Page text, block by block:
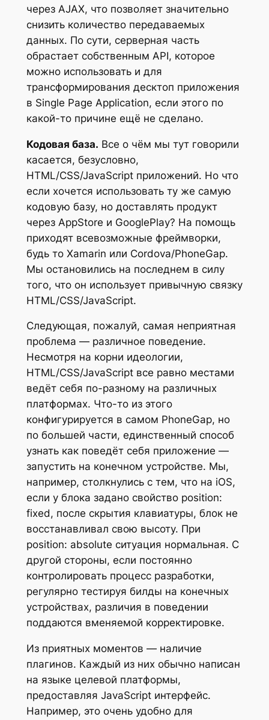
через AJAX, что позволяет значительно
снизить количество передаваемых
данных. По сути, серверная часть
обрастает собственным API, которое
можно использовать и для
трансформирования десктоп приложения
в Single Page Application, если этого по
какой-то причине ещё не сделано.
Кодовая база. Все о чём мы тут говорили
касается, безусловно,
HTML/CSS/JavaScript приложений. Но что
если хочется использовать ту же самую
кодовую базу, но доставлять продукт
через AppStore и GooglePlay? На помощь
приходят всевозможные фреймворки,
будь то Xamarin или Cordova/PhoneGap.
Мы остановились на последнем в силу
того, что он использует привычную связку
HTML/CSS/JavaScript.
Следующая, пожалуй, самая неприятная
проблема — различное поведение.
Несмотря на корни идеологии,
HTML/CSS/JavaScript все равно местами
ведёт себя по-разному на различных
платформах. Что-то из этого
конфигурируется в самом PhoneGap, но
по большей части, единственный способ
узнать как поведёт себя приложение —
запустить на конечном устройстве. Мы,
например, столкнулись с тем, что на iOS,
если у блока задано свойство position:
fixed, после скрытия клавиатуры, блок не
восстанавливал свою высоту. При
position: absolute ситуация нормальная. С
другой стороны, если постоянно
контролировать процесс разработки,
регулярно тестируя билды на конечных
устройствах, различия в поведении
поддаются вменяемой корректировке.
Из приятных моментов — наличие
плагинов. Каждый из них обычно написан
на языке целевой платформы,
предоставляя JavaScript интерфейс.
Например, это очень удобно для